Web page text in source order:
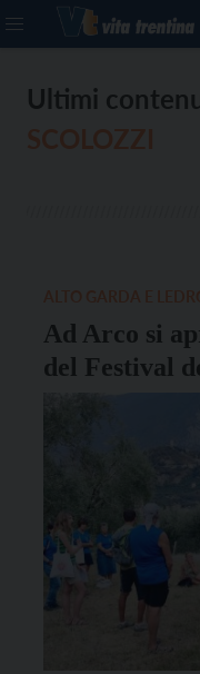
Ultimi
Ad Arco si
del Festival